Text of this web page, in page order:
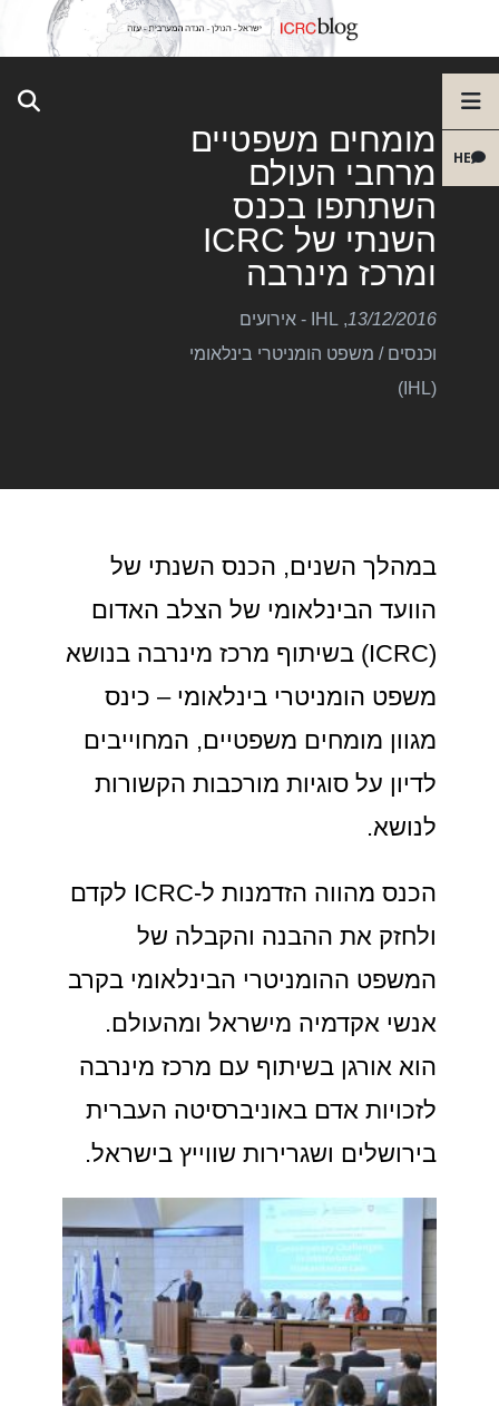
HE
מומחים משפטיים
מרחבי העולם
השתתפו בכנס
השנתי של ICRC
ומרכז מינרבה
13/12/2016
,
IHL - אירועים
וכנסים / משפט הומניטרי בינלאומי
(IHL)
במהלך השנים, הכנס השנתי של
הוועד הבינלאומי של הצלב האדום
(ICRC) בשיתוף מרכז מינרבה בנושא
משפט הומניטרי בינלאומי – כינס
מגוון מומחים משפטיים, המחוייבים
לדיון על סוגיות מורכבות הקשורות
לנושא.
הכנס מהווה הזדמנות ל-ICRC לקדם
ולחזק את ההבנה והקבלה של
המשפט ההומניטרי הבינלאומי בקרב
אנשי אקדמיה מישראל ומהעולם.
הוא אורגן בשיתוף עם מרכז מינרבה
לזכויות אדם באוניברסיטה העברית
בירושלים ושגרירות שווייץ בישראל.